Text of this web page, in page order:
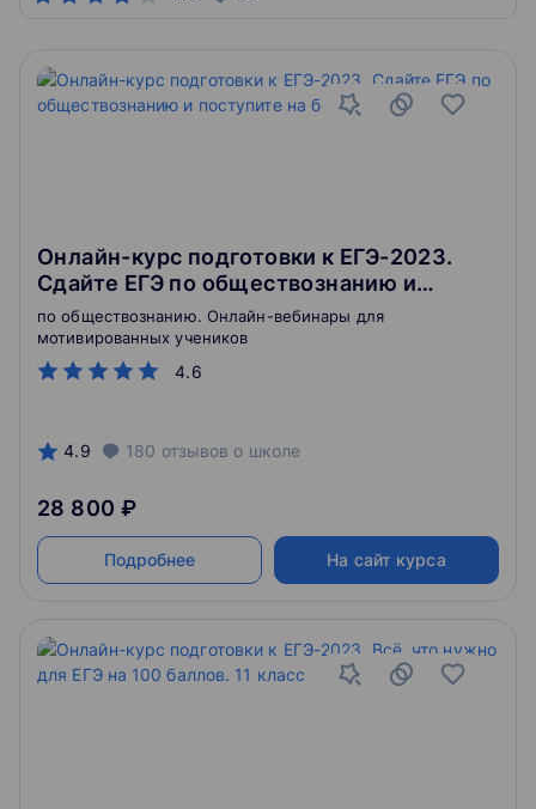
Онлайн-курс подготовки к ЕГЭ-2023.
Сдайте ЕГЭ по обществознанию и
поступите на бюджет
4.6
по обществознанию. Онлайн-вебинары для
мотивированных учеников
4.9 180 отзывов о школе
28 800 ₽
Подробнее На сайт курса